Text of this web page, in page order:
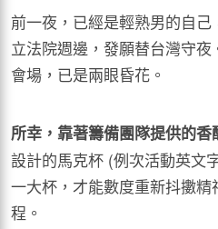
前一夜，已經是輕熟男的自
立法院週邊，發願替台灣守
會場，已是兩眼昏花。
所幸，靠著籌備團隊提供的香
設計的馬克杯 (例次活動英文
一大杯，才能數度重新抖擻
程。